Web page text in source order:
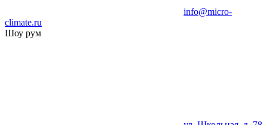
info@micro-
climate.ru
Шоу рум